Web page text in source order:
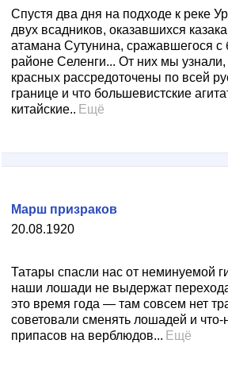
Спустя два дня на подходе к реке
двух всадников, оказавшихся
атамана Сутунина, сражавшегося
районе Селенги... От них мы узнали,
красных рассредоточены по всей
границе и что большевистские
китайские.. Ещё
20.08.1920
Марш призраков
Татары спасли нас от неминуемой
наши лошади не выдержат
это время года — там совсем нет
советовали сменять лошадей и что-
припасов на верблюдов... Ещё